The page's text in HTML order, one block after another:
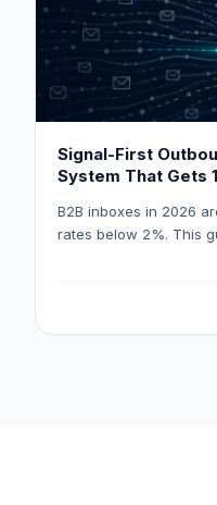
Signal-First
System That Gets
B2B inboxes in 2026
rates below 2%. This